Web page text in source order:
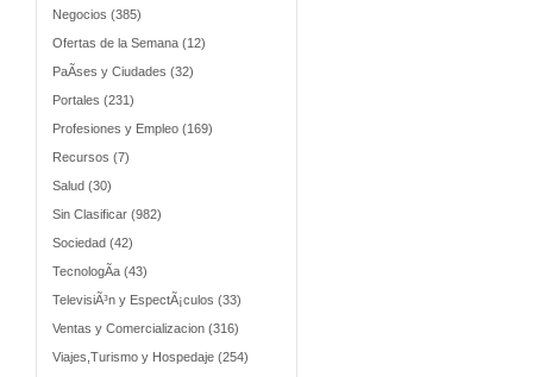
Negocios (385)
Ofertas de la Semana (12)
PaÃ­ses y Ciudades (32)
Portales (231)
Profesiones y Empleo (169)
Recursos (7)
Salud (30)
Sin Clasificar (982)
Sociedad (42)
TecnologÃ­a (43)
TelevisiÃ³n y EspectÃ¡culos (33)
Ventas y Comercializacion (316)
Viajes,Turismo y Hospedaje (254)